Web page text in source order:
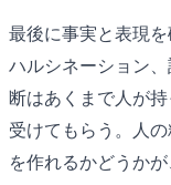
最後に事実と表現
ハルシネーション
断はあくまで人が
受けてもらう。人
を作れるかどうか